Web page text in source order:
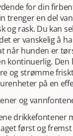
og ofte en
til
av
litt alvorlig.
en gang litt som i
seg når de tar
seg
innerst på
bruke den. Av
sette skåler
hele tiden. Da
for din
trenger en del
og rask. Du kan
er vanskelig å
når hunden er
kontinuerlig. Den
og strømme
på en
og
drikkefontener
først og